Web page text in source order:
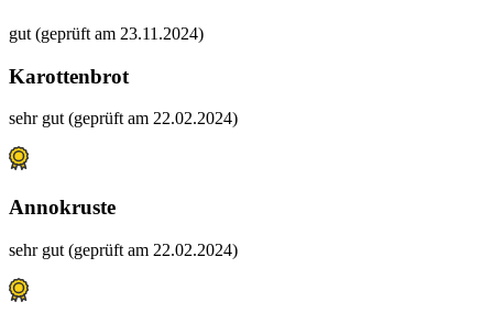
gut (geprüft am 23.11.2024)
Karottenbrot
sehr gut (geprüft am 22.02.2024)
Annokruste
sehr gut (geprüft am 22.02.2024)